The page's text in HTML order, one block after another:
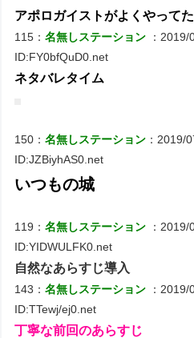
アポロガイストがよくやって
115：名無しステーション
：
ID:FY0bfQuD0.net
ネタバレタイム
150：名無しステーション ：2019/
ID:JZBiyhAS0.net
いつもの城
119：名無しステーション
：
ID:YIDWULFK0.net
自然なあらすじ導入
143：名無しステーション
：
ID:TTewj/ej0.net
丁寧な前回のあらすじ